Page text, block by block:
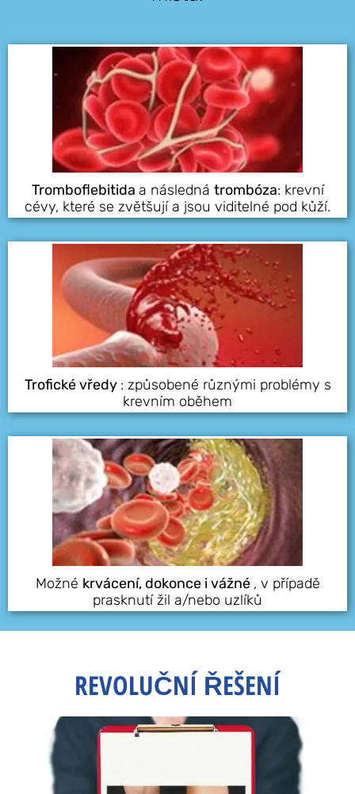
Tromboflebitida a následná trombóza: krevní
cévy, které se zvětšují a jsou viditelné pod kůží.
Trofické vředy : způsobené různými problémy s
krevním oběhem
Možné krvácení, dokonce i vážné , v případě
prasknutí žil a/nebo uzlíků
REVOLUČNÍ ŘEŠENÍ